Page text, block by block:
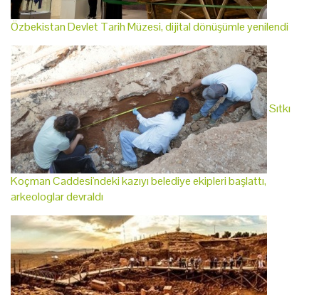
Özbekistan Devlet Tarih Müzesi, dijital dönüşümle yenilendi
Sıtkı
Koçman Caddesi'ndeki kazıyı belediye ekipleri başlattı,
arkeologlar devraldı